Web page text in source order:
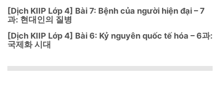
[Dịch KIIP Lớp 4] Bài 7: Bệnh của người hiện đại – 7
과: 현대인의 질병
[Dịch KIIP Lớp 4] Bài 6: Kỷ nguyên quốc tế hóa – 6과:
국제화 시대